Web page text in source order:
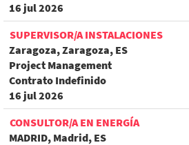
16 jul 2026
SUPERVISOR/A INSTALACIONES
Zaragoza, Zaragoza, ES
Project Management
Contrato Indefinido
16 jul 2026
CONSULTOR/A EN ENERGÍA
MADRID, Madrid, ES